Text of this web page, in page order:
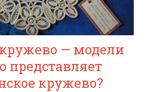
— модели
представляет
кружево?